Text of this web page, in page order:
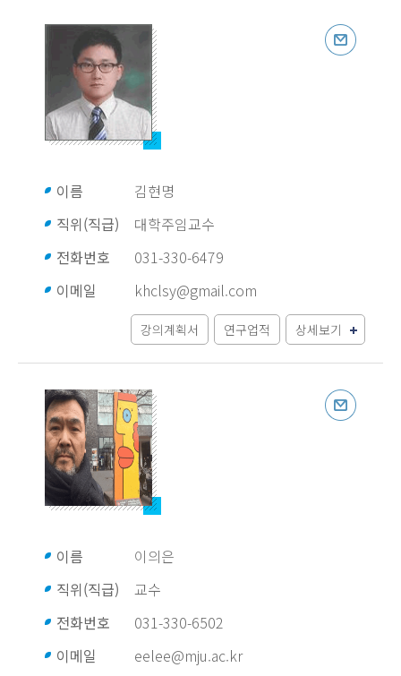
이름
김현명
직위(직급)
대학주임교수
전화번호
031-330-6479
이메일
khclsy@gmail.com
강의계획서 연구업적 상세보기
이름
이의은
직위(직급)
교수
전화번호
031-330-6502
이메일
eelee@mju.ac.kr